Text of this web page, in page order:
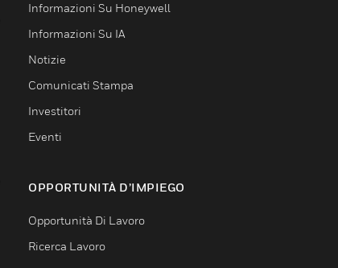
Informazioni Su Honeywell
Informazioni Su IA
Notizie
Comunicati Stampa
Investitori
Eventi
OPPORTUNITÀ D’IMPIEGO
Opportunità Di Lavoro
Ricerca Lavoro